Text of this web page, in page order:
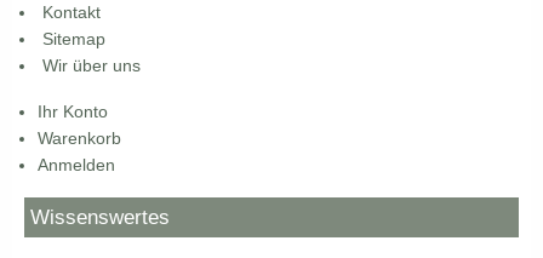
Kontakt
Sitemap
Wir über uns
Ihr Konto
Warenkorb
Anmelden
Wissenswertes